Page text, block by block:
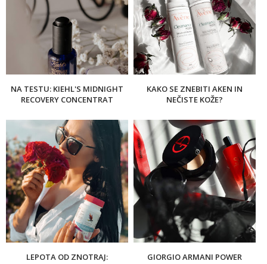
NA TESTU: KIEHL'S MIDNIGHT
RECOVERY CONCENTRAT
KAKO SE ZNEBITI AKEN IN
NEČISTE KOŽE?
LEPOTA OD ZNOTRAJ:
GIORGIO ARMANI POWER